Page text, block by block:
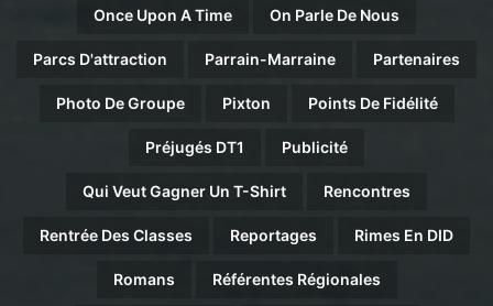
Once Upon A Time On Parle De Nous
Parcs D'attraction Parrain-Marraine Partenaires
Photo De Groupe Pixton Points De Fidélité
Préjugés DT1 Publicité
Qui Veut Gagner Un T-Shirt Rencontres
Rentrée Des Classes Reportages Rimes En DID
Romans Référentes Régionales